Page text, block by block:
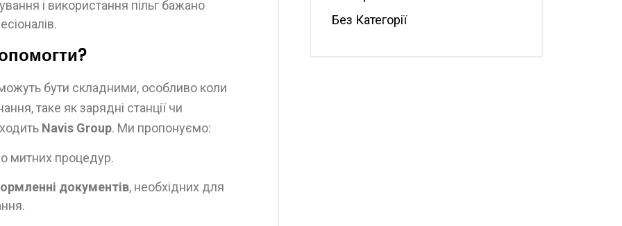
і використання пільг бажано
бути складними, особливо коли
таке як зарядні станції чи
Navis Group. Ми пропонуємо:
митних процедур.
документів, необхідних для
Без Категорії